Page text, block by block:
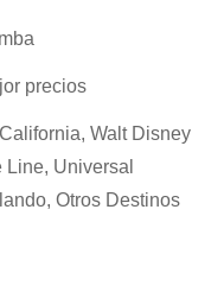
precios
Walt Disney
Line, Universal
Otros Destinos